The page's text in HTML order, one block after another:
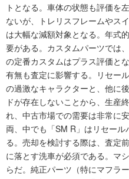
トとなる。車体の状態も評価を
ないが、トレリスフレームやス
は大幅な減額対象となる。年式
要がある。カスタムパーツでは
の定番カスタムはプラス評価と
有無も査定に影響する。リセー
の過激なキャラクターと、他に
ドが存在しないことから、生産
れ、中古市場での需要は非常に
両、中でも「SM R」はリセール
る。売却を検討する際は、査定
に落とす洗車が必須である。マ
らだ。純正パーツ（特にマフラ